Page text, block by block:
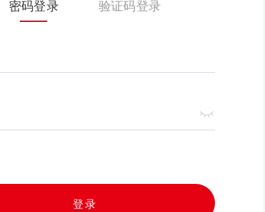
密码登录 验证码登录
登录